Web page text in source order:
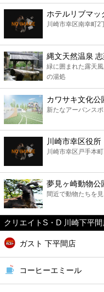
薬局
スーパー
エンタメ
レジャー
書店
ファミレス
カフェ
ショッピング
銀行
公共
ホテルリブマッ
川崎市幸区南幸町2
縄文天然温泉
緑に囲まれた露天
の湯処
カワサキ文化公
新たなアーバンス
川崎市幸区役所
川崎市幸区戸手本
夢見ヶ崎動物公
間近で動物たちを
クリエイトS・D 川崎下平
ガスト 下平間店
コーヒーエミール